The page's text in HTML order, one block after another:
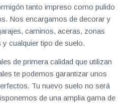
tanto impreso como pulido
Nos encargamos de decorar y
caminos, aceras, zonas
y cualquier tipo de suelo.
de primera calidad que utilizan
te podemos garantizar unos
Tu nuevo suelo no será
de una amplia gama de